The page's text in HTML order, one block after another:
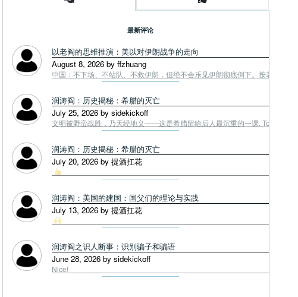
最新评论
以老阎的思维推演：美以对伊朗战争的走向
August 8, 2026 by ffzhuang
中国：不下场、不站队、不救伊朗，但绝不会乐见伊朗彻底倒下。按老阎战
润涛阎：历史揭秘：希腊的灭亡
July 25, 2026 by sidekickoff
文明被野蛮战胜，乃天经地义——这是希腊留给后人最沉重的一课. Tough
润涛阎：历史揭秘：希腊的灭亡
July 20, 2026 by 提酒扛花
润涛阎：美国的建国：国父们的理论与实践
July 13, 2026 by 提酒扛花
润涛阎之识人断事：识别骗子和骗语
June 28, 2026 by sidekickoff
Nice!